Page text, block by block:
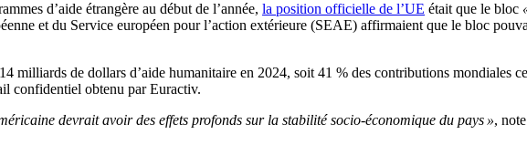
d’aide étrangère au début de l’année, la position officielle de l’UE était que le bloc
et du Service européen pour l’action extérieure (SEAE) affirmaient que le bloc
milliards de dollars d’aide humanitaire en 2024, soit 41 % des contributions mondiales
confidentiel obtenu par Euractiv.
devrait avoir des effets profonds sur la stabilité socio-économique du pays »,